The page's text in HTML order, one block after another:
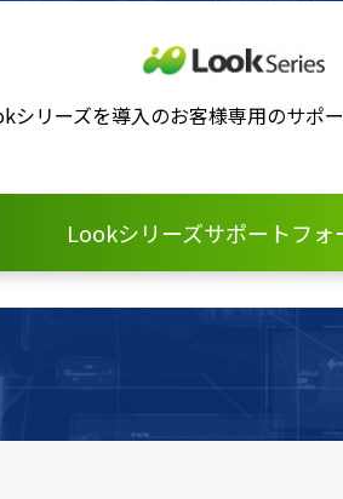
シリーズを導入のお客様専用のサポー
Lookシリーズサポートフォ